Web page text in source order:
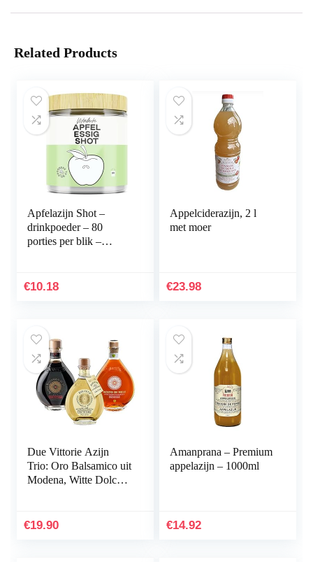
Related Products
Apfelazijn Shot –
drinkpoeder – 80
porties per blik –
natuurlijke troebel…
€10.18
Appelciderazijn, 2 l
met moer
€23.98
Due Vittorie Azijn
Trio: Oro Balsamico uit
Modena, Witte Dolceto
3
€19.90
Amanprana – Premium
appelazijn – 1000ml
€14.92